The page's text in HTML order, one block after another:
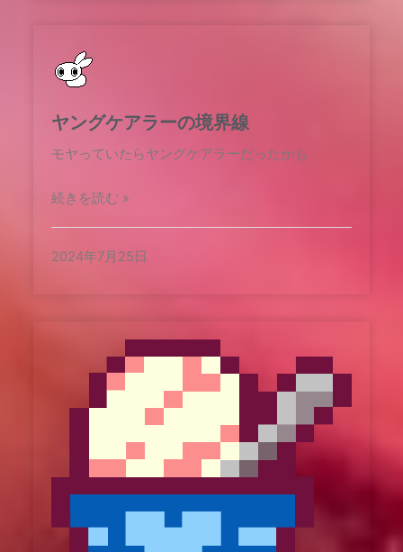
ヤングケアラーの境界線
モヤっていたらヤングケアラーだったかも
続きを読む »
2024年7月25日